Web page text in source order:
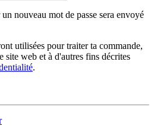
nouveau mot de passe sera envoyé
utilisées pour traiter ta commande,
site web et à d'autres fins décrites
.